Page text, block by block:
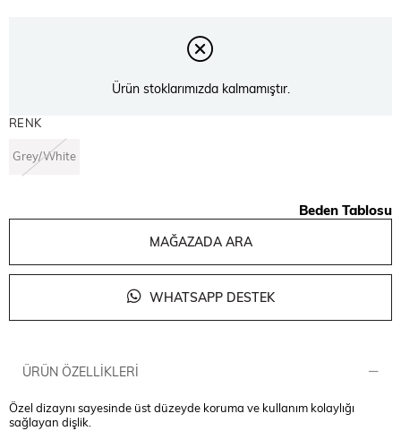
Ürün stoklarımızda kalmamıştır.
RENK
Grey/White
Beden Tablosu
MAĞAZADA ARA
WHATSAPP DESTEK
ÜRÜN ÖZELLIKLERI
Özel dizaynı sayesinde üst düzeyde koruma ve kullanım kolaylığı
sağlayan dişlik.